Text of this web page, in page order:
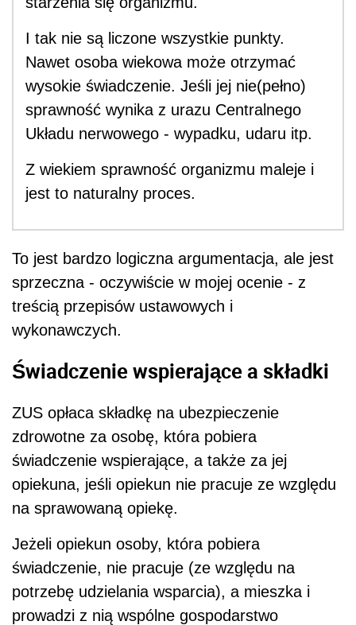
I tak nie są liczone wszystkie punkty.
Nawet osoba wiekowa może otrzymać
wysokie świadczenie. Jeśli jej nie(pełno)
sprawność wynika z urazu Centralnego
Układu nerwowego - wypadku, udaru itp.
Z wiekiem sprawność organizmu maleje i
jest to naturalny proces.
To jest bardzo logiczna argumentacja, ale jest
sprzeczna - oczywiście w mojej ocenie - z
treścią przepisów ustawowych i
wykonawczych.
Świadczenie wspierające a składki
ZUS opłaca składkę na ubezpieczenie
zdrowotne za osobę, która pobiera
świadczenie wspierające, a także za jej
opiekuna, jeśli opiekun nie pracuje ze względu
na sprawowaną opiekę.
Jeżeli opiekun osoby, która pobiera
świadczenie, nie pracuje (ze względu na
potrzebę udzielania wsparcia), a mieszka i
prowadzi z nią wspólne gospodarstwo